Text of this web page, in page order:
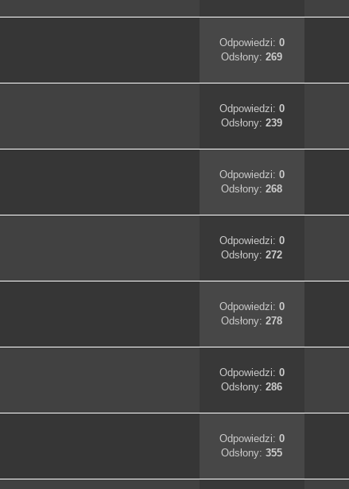
Odpowiedzi: 0
Odsłony:269
Odpowiedzi: 0
Odsłony:239
Odpowiedzi: 0
Odsłony:268
Odpowiedzi: 0
Odsłony:272
Odpowiedzi: 0
Odsłony:278
Odpowiedzi: 0
Odsłony:286
Odpowiedzi: 0
Odsłony:355